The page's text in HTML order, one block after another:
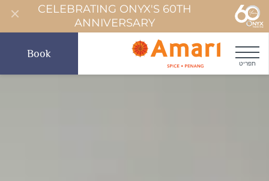
CELEBRATING ONYX'S 60TH
ANNIVERSARY
תפריט
Book